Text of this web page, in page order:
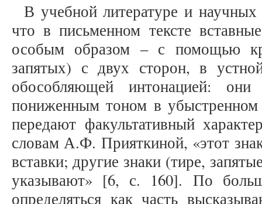
В учебной литературе и научных
что в письменном тексте
особым образом – с помощью
запятых) с двух сторон, в
обособляющей интонацией: они
пониженным тоном в
передают факультативный
словам А.Ф. Прияткиной, «этот
вставки; другие знаки (тире,
указывают» [6, с. 160]. По
определяться как часть